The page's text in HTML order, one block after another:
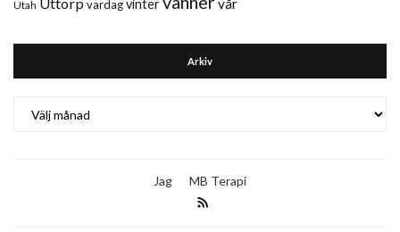
Utah Uttorp vardagvinter vår
Arkiv
Jag MB Terapi